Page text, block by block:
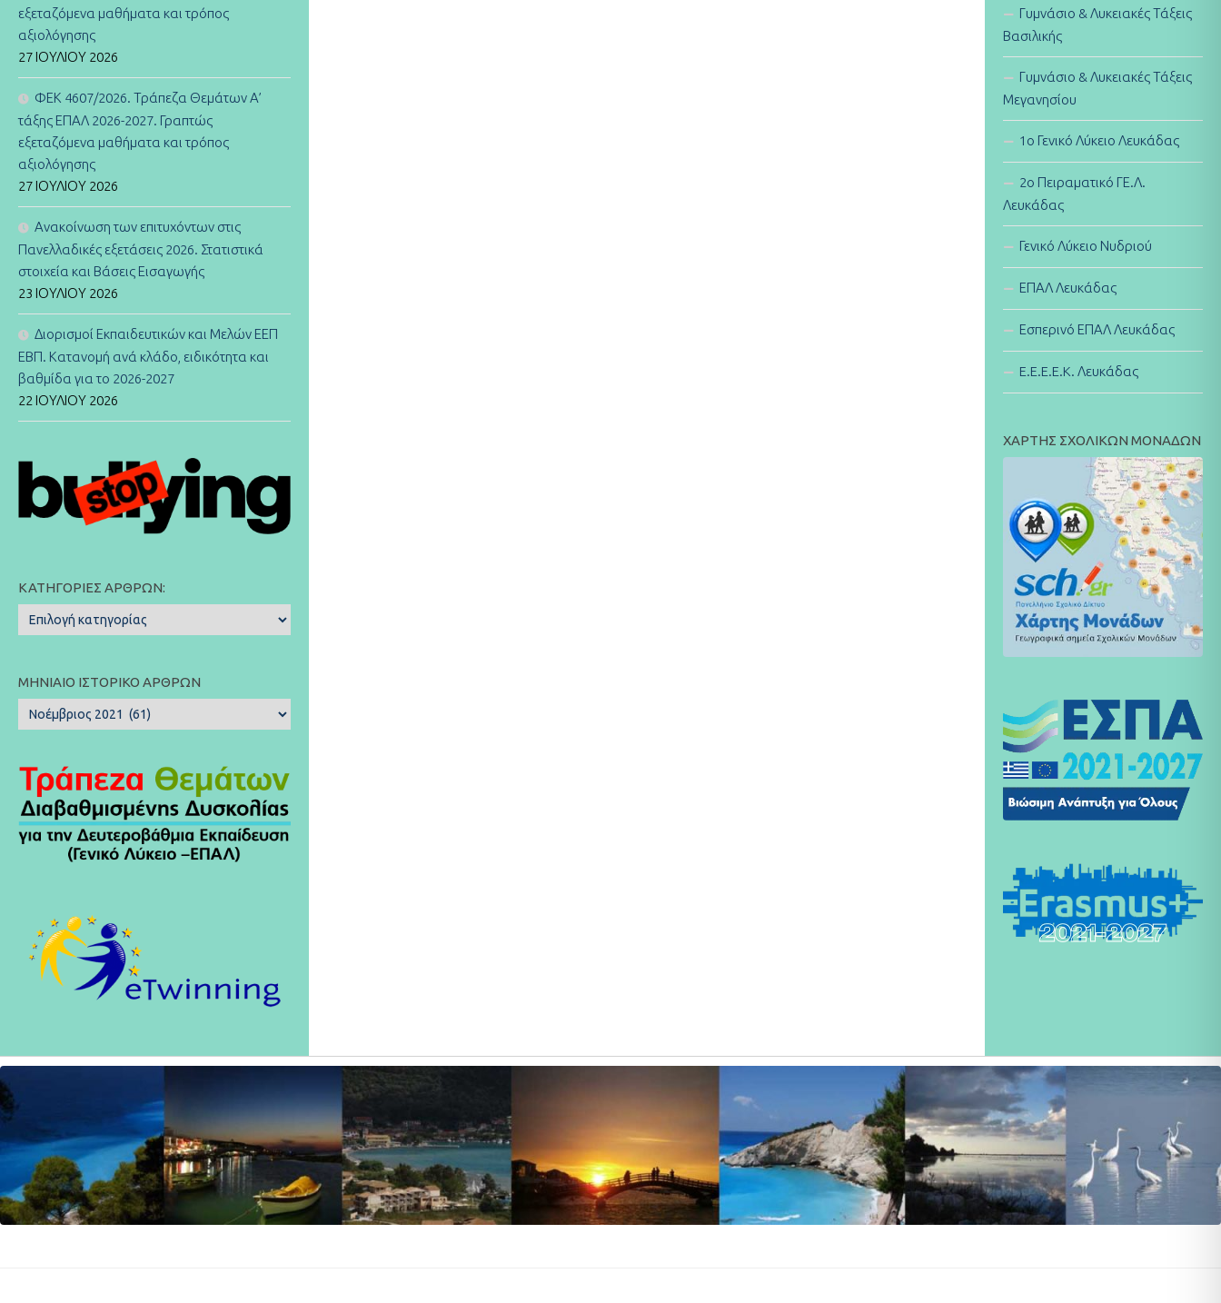
εξεταζόμενα μαθήματα και τρόπος
αξιολόγησης
27 ΙΟΥΛΊΟΥ 2026
ΦΕΚ 4607/2026. Τράπεζα Θεμάτων Α’
τάξης ΕΠΑΛ 2026-2027. Γραπτώς
εξεταζόμενα μαθήματα και τρόπος
αξιολόγησης
27 ΙΟΥΛΊΟΥ 2026
Ανακοίνωση των επιτυχόντων στις
Πανελλαδικές εξετάσεις 2026. Στατιστικά
στοιχεία και Βάσεις Εισαγωγής
23 ΙΟΥΛΊΟΥ 2026
Διορισμοί Εκπαιδευτικών και Μελών ΕΕΠ
ΕΒΠ. Κατανομή ανά κλάδο, ειδικότητα και
βαθμίδα για το 2026-2027
22 ΙΟΥΛΊΟΥ 2026
ΚΑΤΗΓΟΡΊΕΣ ΆΡΘΡΩΝ:
Κατηγορίες
Άρθρων:
ΜΗΝΙΑΊΟ ΙΣΤΟΡΙΚΌ ΆΡΘΡΩΝ
Μηνιαίο
Ιστορικό
Γυμνάσιο & Λυκειακές Τάξεις
Βασιλικής
Γυμνάσιο & Λυκειακές Τάξεις
Μεγανησίου
1ο Γενικό Λύκειο Λευκάδας
2ο Πειραματικό ΓΕ.Λ.
Λευκάδας
Γενικό Λύκειο Νυδριού
ΕΠΑΛ Λευκάδας
Εσπερινό ΕΠΑΛ Λευκάδας
E.E.E.E.K. Λευκάδας
ΧΑΡΤΗΣ ΣΧΟΛΙΚΩΝ ΜΟΝΑΔΩΝ